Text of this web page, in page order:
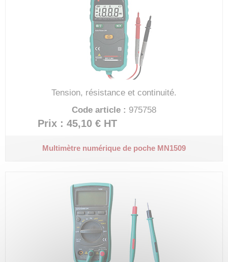
Tension, résistance et continuité.
Code article : 975758
Prix : 45,10 € HT
Multimètre numérique de poche MN1509